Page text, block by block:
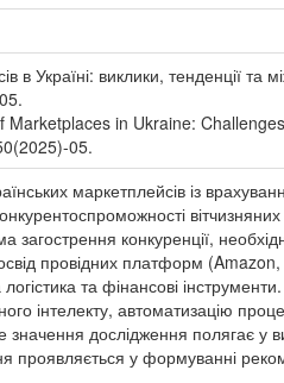
Україні: виклики, тенденції
in Ukraine:
05.
маркетплейсів із
конкуренції,
провідних платформ
та фінансові
інтелекту, автоматизацію
дослідження полягає у
проявляється у формуванні